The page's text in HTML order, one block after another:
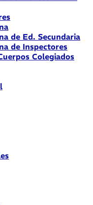
de Ed. Secundaria
de Inspectores
Colegiados